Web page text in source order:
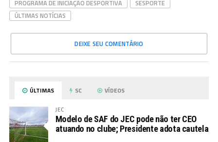
PROGRAMA DE INICIAÇÃO DESPORTIVA
SESPORTE
ÚLTIMAS NOTÍCIAS
DEIXE SEU COMENTÁRIO
ÚLTIMAS SC VÍDEOS
JEC
Modelo de SAF do JEC pode não ter CEO
atuando no clube; Presidente adota cautela